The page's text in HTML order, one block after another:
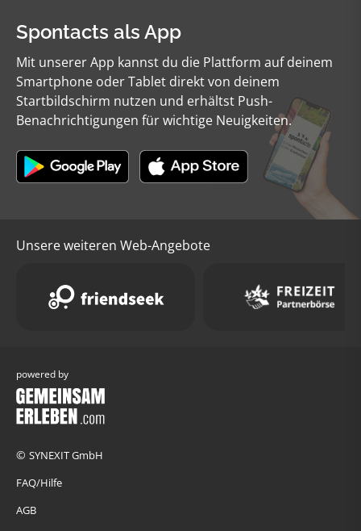
Spontacts als App
Mit unserer App kannst du die Plattform auf deinem
Smartphone oder Tablet direkt von deinem
Startbildschirm nutzen und erhältst Push-
Benachrichtigungen für wichtige Neuigkeiten.
Unsere weiteren Web-Angebote
powered by
© SYNEXIT GmbH
FAQ/Hilfe
AGB